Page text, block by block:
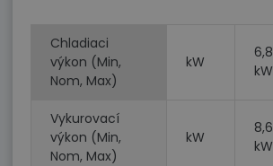
Chladiaci
výkon (Min,
Nom, Max)
kW
6,8
kW
Vykurovací
výkon (Min,
Nom, Max)
kW
8,6
kW